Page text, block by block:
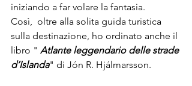
iniziando a far volare la fantasia.
Così,  oltre alla solita guida turistica
sulla destinazione, ho ordinato anche il
libro " Atlante leggendario delle strade
d’Islanda" di Jón R. Hjálmarsson.